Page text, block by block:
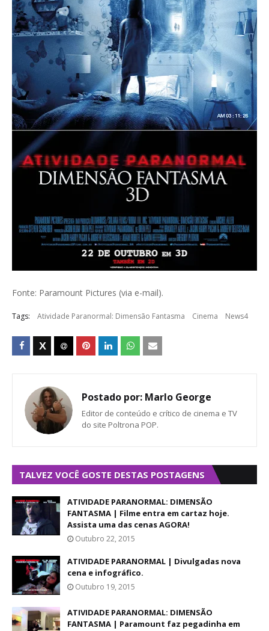
Fonte: Paramount Pictures (via e-mail).
Tags: Atividade Paranormal: Dimensão Fantasma Cinema News4
Postado por: Marlo George
Editor de conteúdo e crítico de cinema e TV
do site Poltrona POP.
TALVEZ VOCÊ GOSTE DESTAS POSTAGENS
ATIVIDADE PARANORMAL: DIMENSÃO
FANTASMA | Filme entra em cartaz hoje.
Assista uma das cenas AGORA!
Outubro 22, 2015
ATIVIDADE PARANORMAL | Divulgadas nova
cena e infográfico.
Outubro 19, 2015
ATIVIDADE PARANORMAL: DIMENSÃO
FANTASMA | Paramount faz pegadinha em